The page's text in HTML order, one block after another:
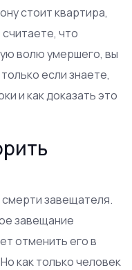
стоит квартира,
что
волю умершего, вы
если знаете,
и как доказать это
завещателя.
завещание
отменить его в
как только человек